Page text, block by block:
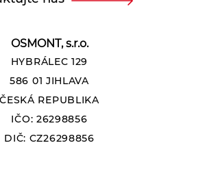
OSMONT, s.r.o.
HYBRÁLEC 129
586 01 JIHLAVA
ČESKÁ REPUBLIKA
IČO: 26298856
DIČ: CZ26298856